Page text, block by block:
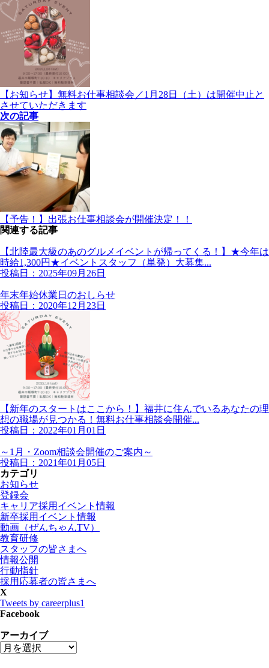
【お知らせ】無料お仕事相談会／1月28日（土）は開催中止と
させていただきます
次の記事
【予告！】出張お仕事相談会が開催決定！！
関連する記事
【北陸最大級のあのグルメイベントが帰ってくる！】★今年は
時給1,300円★イベントスタッフ（単発）大募集...
投稿日：2025年09月26日
年末年始休業日のおしらせ
投稿日：2020年12月23日
【新年のスタートはここから！】福井に住んでいるあなたの理
想の職場が見つかる！無料お仕事相談会開催...
投稿日：2022年01月01日
～1月・Zoom相談会開催のご案内～
投稿日：2021年01月05日
カテゴリ
お知らせ
登録会
キャリア採用イベント情報
新卒採用イベント情報
動画（ぜんちゃんTV）
教育研修
スタッフの皆さまへ
情報公開
行動指針
採用応募者の皆さまへ
X
Tweets by careerplus1
Facebook
アーカイブ